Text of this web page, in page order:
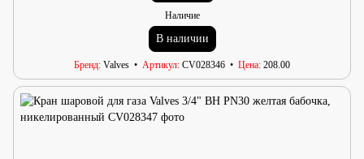
Наличие
В наличии
Бренд Valves Артикул CV028346 Цена 208.00